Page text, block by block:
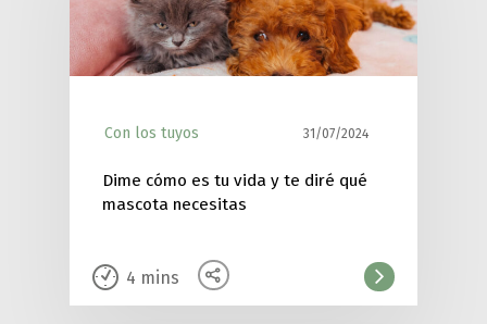
Con los tuyos 31/07/2024
Dime cómo es tu vida y te diré qué
mascota necesitas
4 mins